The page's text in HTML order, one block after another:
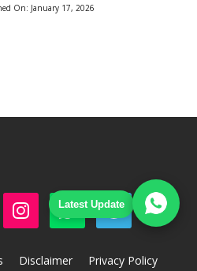
Latest Update
On: January 17, 2026
Disclaimer Privacy Policy